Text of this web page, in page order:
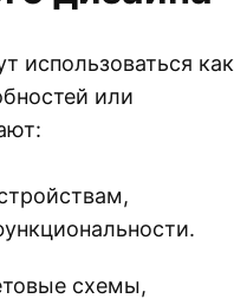
использоваться как
или
схемы,